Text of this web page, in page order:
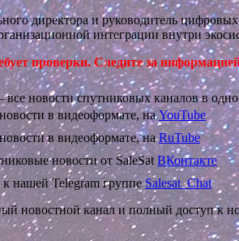
директора и руководитель
интеграции внутри
проверки. Следите за
новости спутниковых каналов в
в видеоформате, наYouTube
в видеоформате, наRuTube
новости от SaleSat ВКонтакте
к нашей Telegram группеSalesat_Chat
новостной канал и полный доступ к